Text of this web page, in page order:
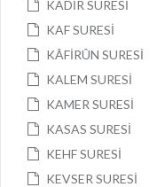
KADİR SURESİ
KAF SURESİ
KÂFİRÛN SURESİ
KALEM SURESİ
KAMER SURESİ
KASAS SURESİ
KEHF SURESİ
KEVSER SURESİ